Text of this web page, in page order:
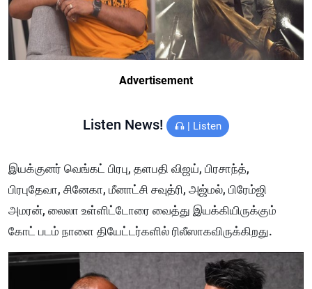
Advertisement
Listen News! | Listen
இயக்குனர் வெங்கட் பிரபு, தளபதி விஜய், பிரசாந்த்,
பிரபுதேவா, சினேகா, மீனாட்சி சவுத்ரி, அஜ்மல், பிரேம்ஜி
அமரன், லைலா உள்ளிட்டோரை வைத்து இயக்கியிருக்கும்
கோட் படம் நாளை தியேட்டர்களில் ரிலீஸாகவிருக்கிறது.